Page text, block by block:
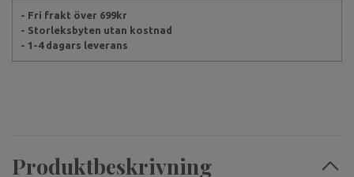
- Fri frakt över 699kr
- Storleksbyten utan kostnad
- 1-4 dagars leverans
Produktbeskrivning